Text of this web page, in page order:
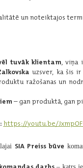
un noteiktajos
tuvāk klientam, viņa
uzsver, ka šis
ražošanas un
– gan produktā, gan
https://youtu.be/
SIA Preiss būve